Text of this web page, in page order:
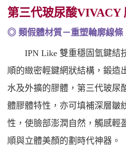
第三代玻尿酸VIVACY
◎ 類假體材質－重塑輪廓線條
IPN Like 雙重穩固氫鍵結
順的緻密輕鍵網狀結構，鍛造
水及外擴的膠體，第三代玻尿
體膠體特性，亦可填補深層皺
性，使臉部澎潤自然，觸感輕
順與立體美顏的劃時代神器。